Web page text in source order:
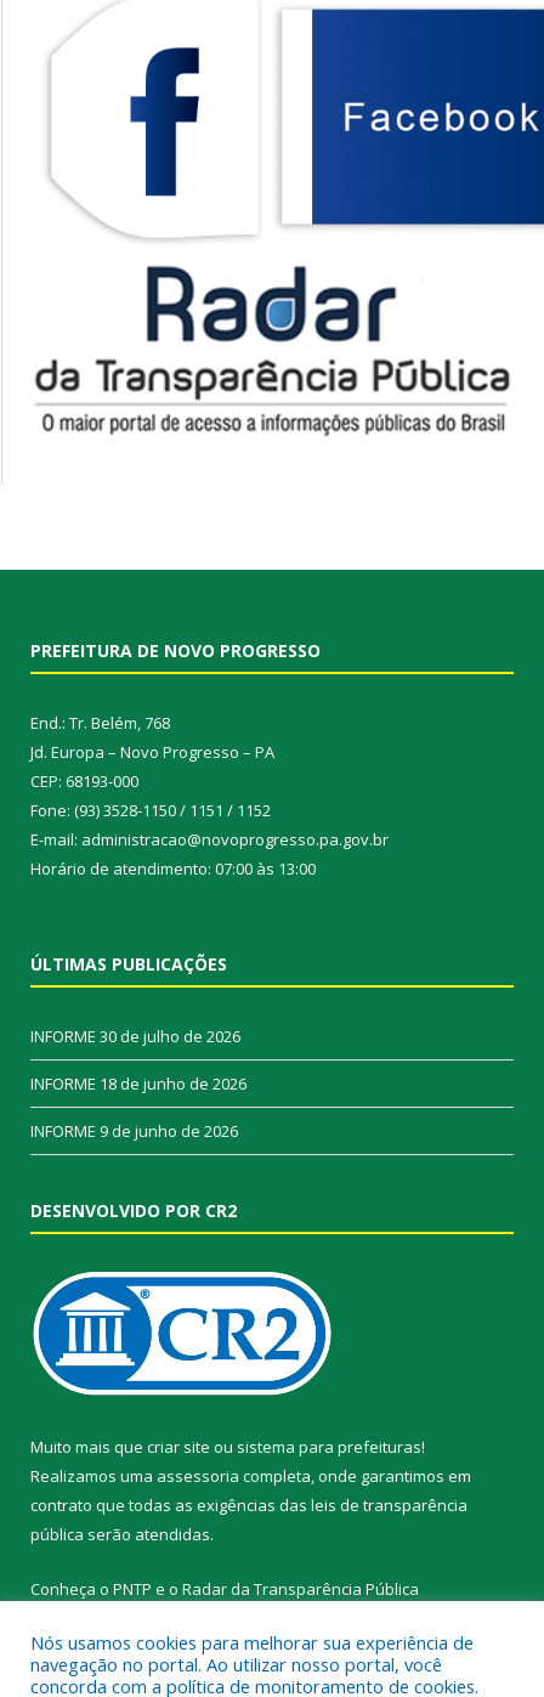
PREFEITURA DE NOVO PROGRESSO
End.: Tr. Belém, 768
Jd. Europa – Novo Progresso – PA
CEP: 68193-000
Fone: (93) 3528-1150 / 1151 / 1152
E-mail: administracao@novoprogresso.pa.gov.br
Horário de atendimento: 07:00 às 13:00
ÚLTIMAS PUBLICAÇÕES
INFORME 30 de julho de 2026
INFORME 18 de junho de 2026
INFORME 9 de junho de 2026
DESENVOLVIDO POR CR2
Muito mais que criar site ou sistema para prefeituras!
Realizamos uma assessoria completa, onde garantimos em
contrato que todas as exigências das leis de transparência
pública serão atendidas.
Conheça o PNTP e o Radar da Transparência Pública
Nós usamos cookies para melhorar sua experiência de
navegação no portal. Ao utilizar nosso portal, você
concorda com a política de monitoramento de cookies.